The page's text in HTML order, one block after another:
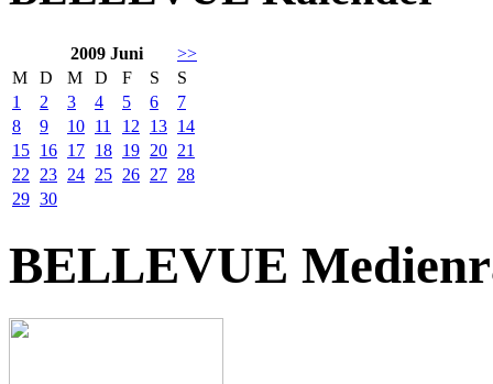
2009 Juni
>>
M
D M D F S
S
1
2 3 4 5 6
7
8
9 10 11 12 13 14
15 16 17 18 19 20 21
22
23 24 25 26 27 28
29 30
BELLEVUE